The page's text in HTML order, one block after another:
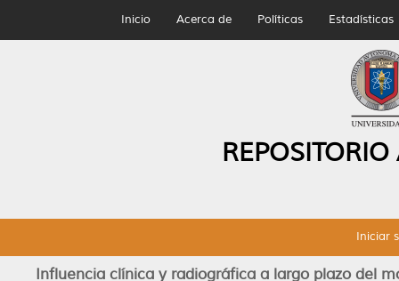
Inicio Acerca de Políticas Estadísticas
Iniciar
Influencia clínica y radiográfica a largo plazo del